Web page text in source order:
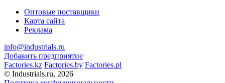
Оптовые поставщики
Карта сайта
Реклама
info@industrials.ru
Добавить предприятие
Factories.kz Factories.by Factories.pl
© Industrials.ru, 2026